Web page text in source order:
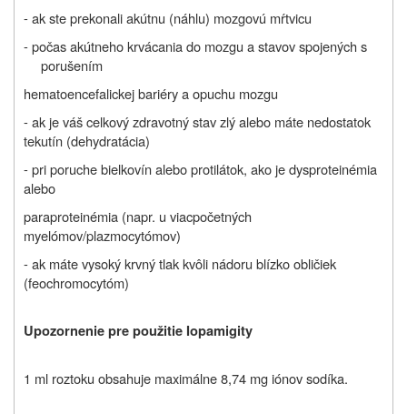
- ak ste prekonali akútnu (náhlu) mozgovú mŕtvicu
- počas akútneho krvácania do mozgu a stavov spojených s
porušením
hematoencefalickej bariéry a opuchu mozgu
- ak je váš celkový zdravotný stav zlý alebo máte nedostatok
tekutín (dehydratácia)
- pri poruche bielkovín alebo protilátok, ako je dysproteinémia
alebo
paraproteinémia (napr. u viacpočetných
myelómov/plazmocytómov)
- ak máte vysoký krvný tlak kvôli nádoru blízko obličiek
(feochromocytóm)
Upozornenie pre použitie Iopamigity
1 ml roztoku obsahuje maximálne 8,74 mg iónov sodíka.